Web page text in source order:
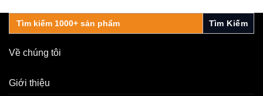
Search
for:
Về chúng tôi
Giới thiệu